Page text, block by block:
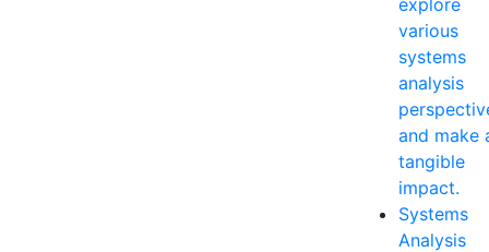
various
systems
analysis
and make
tangible
impact.
Systems
Analysis